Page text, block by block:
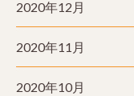
2020年12月
2020年11月
2020年10月